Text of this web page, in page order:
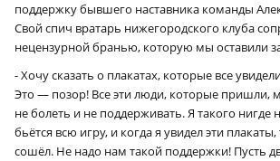
поддержку бывшего наставника команды
Свой спич вратарь нижегородского клуба
нецензурной бранью, которую мы оставили
- Хочу сказать о плакатах, которые все
Это — позор! Все эти люди, которые пришли,
не болеть и не поддерживать. Я такого нигде
бьётся всю игру, и когда я увидел эти
сошёл. Не надо нам такой поддержки! Пусть